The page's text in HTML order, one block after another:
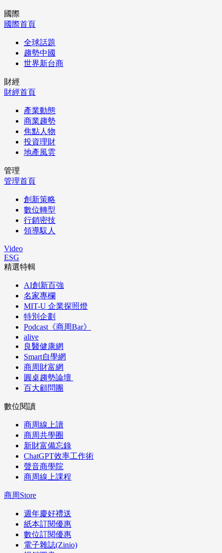
國際
國際首頁
全球話題
趨勢中國
世界新台商
財經
財經首頁
產業動態
商業趨勢
焦點人物
投資理財
地產風雲
管理
管理首頁
創新策略
數位轉型
行銷密技
領導馭人
Video
ESG
精選特輯
AI創新百強
名家專欄
MIT-U 企業探照燈
特別企劃
Podcast《商周Bar》
alive
良醫健康網
Smart自學網
商周財富網
圓桌趨勢論壇
百大顧問團
數位閱讀
商周線上讀
商周共學圈
新財富備忘錄
ChatGPT效率工作術
聲音商學院
商周線上課程
商周Store
週年慶好禮送
紙本訂閱優惠
數位訂閱優惠
電子雜誌(Zinio)